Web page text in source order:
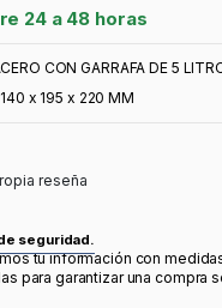
24 a 48 horas
CON GARRAFA DE 5
x 195 x 220 MM
reseña
seguridad.
tu información con
para garantizar una compra